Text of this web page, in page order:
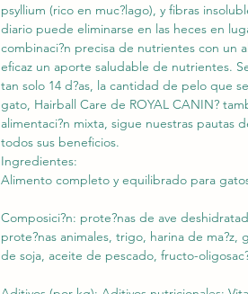
psyllium (rico en muc?lago), y fibras
diario puede eliminarse en las heces en
combinaci?n precisa de nutrientes con un
eficaz un aporte saludable de nutrientes.
tan solo 14 d?as, la cantidad de pelo que
gato, Hairball Care de ROYAL CANIN?
alimentaci?n mixta, sigue nuestras pautas
todos sus beneficios.
Ingredientes:
Alimento completo y equilibrado para
Composici?n: prote?nas de ave
prote?nas animales, trigo, harina de
de soja, aceite de pescado, fructo-